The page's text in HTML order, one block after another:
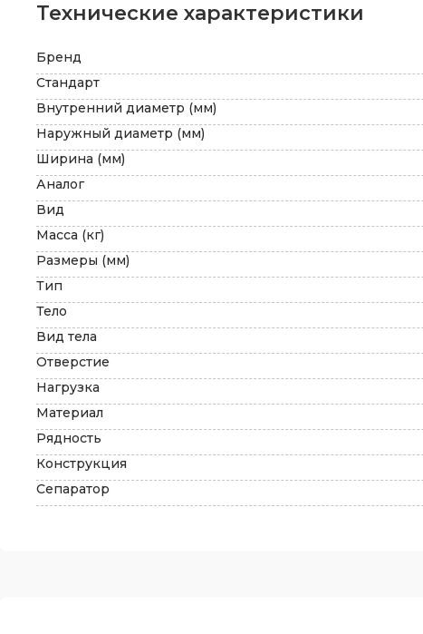
Технические характеристики
Бренд
Стандарт
Внутренний диаметр (мм)
Наружный диаметр (мм)
Ширина (мм)
Аналог
Вид
Масса (кг)
Размеры (мм)
Тип
Тело
Вид тела
Отверстие
Нагрузка
Материал
Рядность
Конструкция
Сепаратор